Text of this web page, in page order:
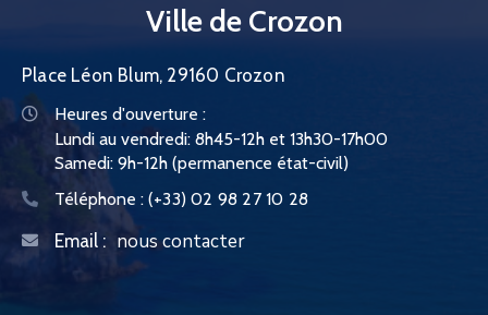
Ville de Crozon
Place Léon Blum, 29160 Crozon
Heures d'ouverture :
Lundi au vendredi: 8h45-12h et 13h30-17h00
Samedi: 9h-12h (permanence état-civil)
Téléphone : (+33) 02 98 27 10 28
Email : nous contacter